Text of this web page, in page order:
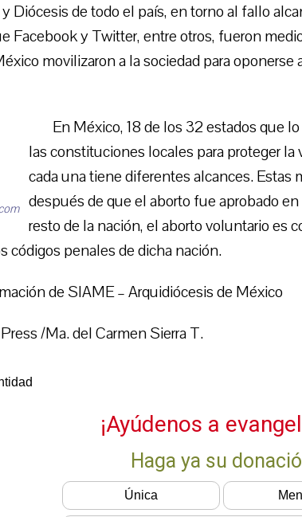
Diócesis de todo el país, en torno al fallo
Facebook y Twitter, entre otros, fueron
movilizaron a la sociedad para
En México, 18 de los 32 estados que
las constituciones locales para proteger
cada una tiene diferentes alcances. Estas
después de que el aborto fue aprobado
resto de la nación, el aborto voluntario es
códigos penales de dicha nación.
de SIAME – Arquidiócesis de México
/Ma. del Carmen Sierra T.